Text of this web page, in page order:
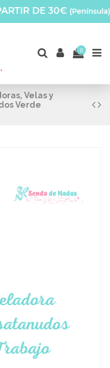
0
Velas y
Verde